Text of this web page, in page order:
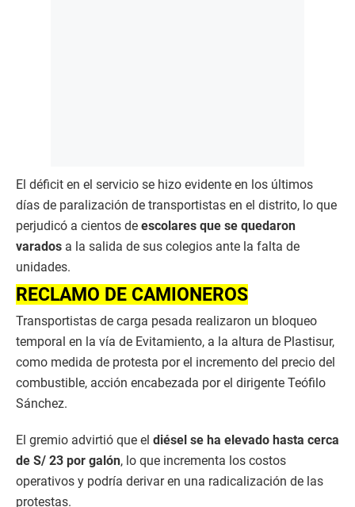
El déficit en el servicio se hizo evidente en los últimos
días de paralización de transportistas en el distrito, lo que
perjudicó a cientos de escolares que se quedaron
varados a la salida de sus colegios ante la falta de
unidades.
RECLAMO DE CAMIONEROS
Transportistas de carga pesada realizaron un bloqueo
temporal en la vía de Evitamiento, a la altura de Plastisur,
como medida de protesta por el incremento del precio del
combustible, acción encabezada por el dirigente Teófilo
Sánchez.
El gremio advirtió que el diésel se ha elevado hasta cerca
de S/ 23 por galón, lo que incrementa los costos
operativos y podría derivar en una radicalización de las
protestas.